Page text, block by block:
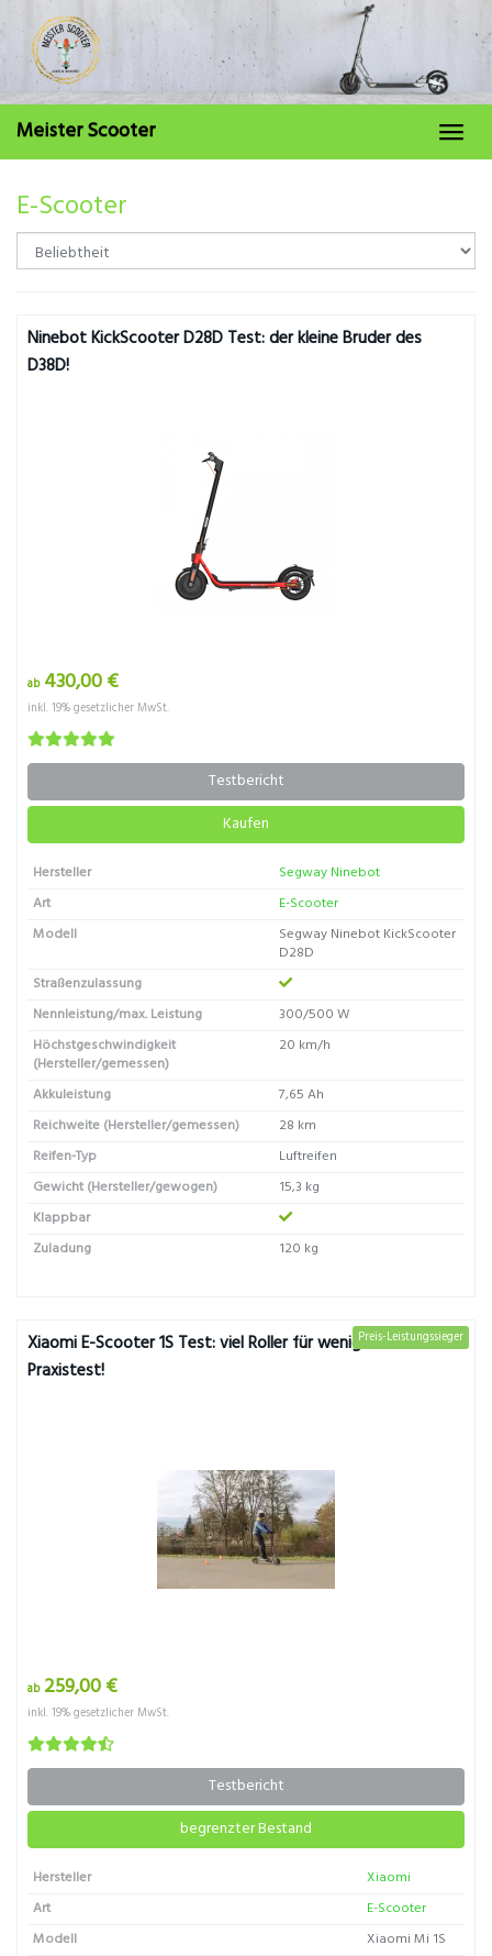
Skip
to
main
content
Meister Scooter
E-Scooter
Ninebot KickScooter D28D Test: der kleine Bruder des
D38D!
ab430,00 €
inkl. 19% gesetzlicher MwSt.
Testbericht
Kaufen
Hersteller
Segway Ninebot
Art
E-Scooter
Modell
Segway Ninebot KickScooter
D28D
Straßenzulassung
Nennleistung/max. Leistung
300/500 W
Höchstgeschwindigkeit
(Hersteller/gemessen)
20 km/h
Akkuleistung
7,65 Ah
Reichweite (Hersteller/gemessen)
28 km
Reifen-Typ
Luftreifen
Gewicht (Hersteller/gewogen)
15,3 kg
Klappbar
Zuladung
120 kg
Preis-Leistungssieger
Xiaomi E-Scooter 1S Test: viel Roller für wenig Geld. Der
Praxistest!
ab259,00 €
inkl. 19% gesetzlicher MwSt.
Testbericht
begrenzter Bestand
Hersteller
Xiaomi
Art
E-Scooter
Modell
Xiaomi Mi 1S